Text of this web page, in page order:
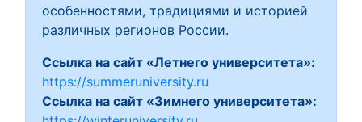
особенностями, традициями и историей
различных регионов России.
Ссылка на сайт «Летнего университета»:
https://summeruniversity.ru
Ссылка на сайт «Зимнего университета»: